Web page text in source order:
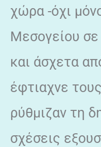
χώρα -όχι
Μεσογείου
και άσχετα
έφτιαχνε
ρύθμιζαν τη
σχέσεις